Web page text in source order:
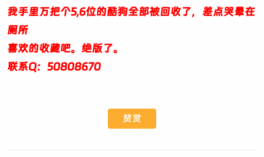
我手里万把个5,6位的酷狗全部被回收了，差点哭晕在
厕所
喜欢的收藏吧。绝版了。
联系Q：50808670
赞赏